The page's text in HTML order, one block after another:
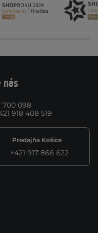
700 098
918 408 519
Predajňa Košice
+421 917 866 622